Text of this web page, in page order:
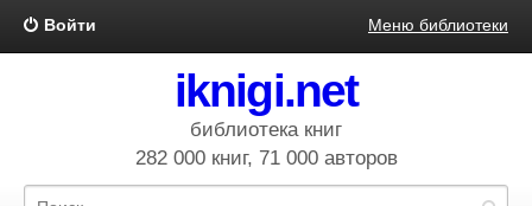
Войти Меню библиотеки
iknigi.net
библиотека книг
282 000 книг, 71 000 авторов